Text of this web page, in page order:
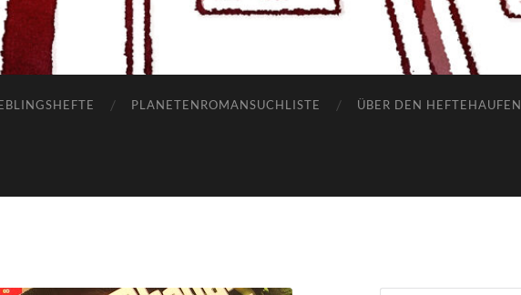
PLANETENROMANSUCHLISTE ÜBER DEN HEFTEHAUFEN